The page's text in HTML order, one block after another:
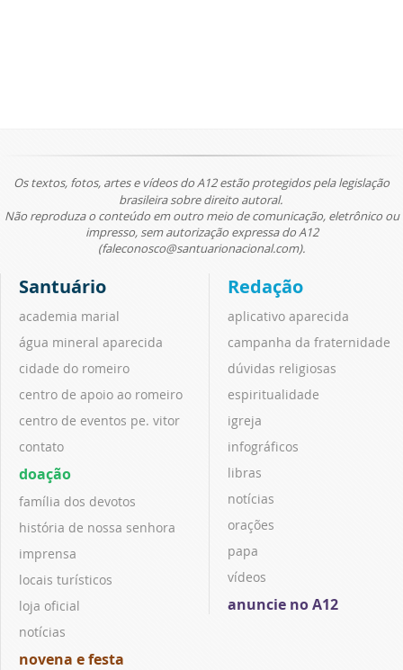
Os textos, fotos, artes e vídeos do A12 estão protegidos pela legislação
brasileira sobre direito autoral.
Não reproduza o conteúdo em outro meio de comunicação, eletrônico ou
impresso, sem autorização expressa do A12
(faleconosco@santuarionacional.com).
Santuário
academia marial
água mineral aparecida
cidade do romeiro
centro de apoio ao romeiro
centro de eventos pe. vitor
contato
doação
família dos devotos
história de nossa senhora
imprensa
locais turísticos
loja oficial
notícias
novena e festa
Redação
aplicativo aparecida
campanha da fraternidade
dúvidas religiosas
espiritualidade
igreja
infográficos
libras
notícias
orações
papa
vídeos
anuncie no A12